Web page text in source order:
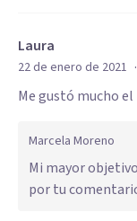
Laura
22 de enero de 2021 ·
Me gustó mucho el
Marcela Moreno
Mi mayor
por tu